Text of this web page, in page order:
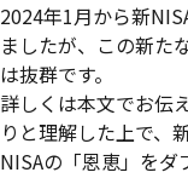
2024年1月から新
ましたが、この新た
は抜群です。
詳しくは本文でお伝
りと理解した上で、
NISAの「恩恵」をダ